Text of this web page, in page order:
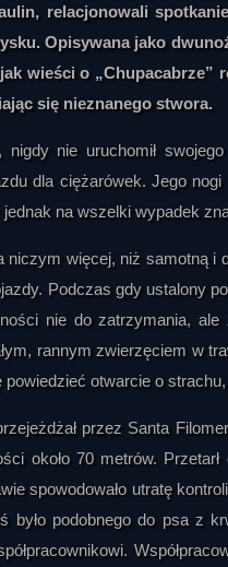
relacjonowali
Opisywana jako
wieści o
się nieznanego stwora.
nie uruchomił
dla ciężarówek. Jego nogi
jednak na wszelki wypadek
więcej, niż samotną i
Podczas gdy ustalony
nie do zatrzymania, ale
rannym zwierzęciem w
otwarcie o
przez Santa
około 70 metrów.
spowodowało utratę
było podobnego do psa z